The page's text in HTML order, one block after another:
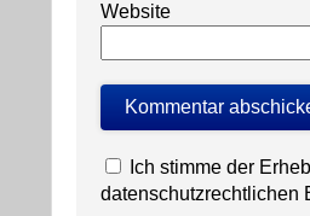
Website
Ich stimme der
datenschutzrechtlichen